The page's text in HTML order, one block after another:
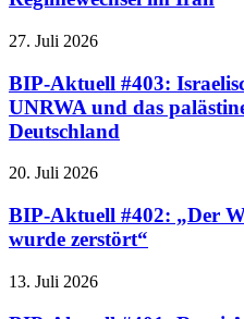
27. Juli 2026
BIP-Aktuell #403:
UNRWA und das
Deutschland
20. Juli 2026
BIP-Aktuell #402: „Der
wurde zerstört“
13. Juli 2026